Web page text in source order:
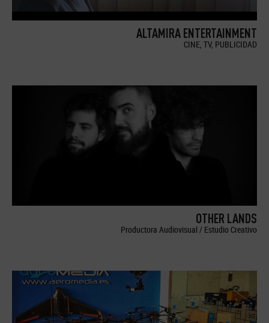
ALTAMIRA ENTERTAINMENT
CINE, TV, PUBLICIDAD
OTHER LANDS
Productora Audiovisual / Estudio Creativo